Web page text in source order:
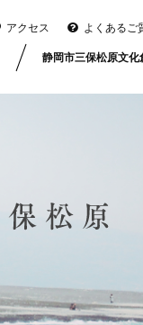
アクセス よくあるご
静岡市三保松原文化